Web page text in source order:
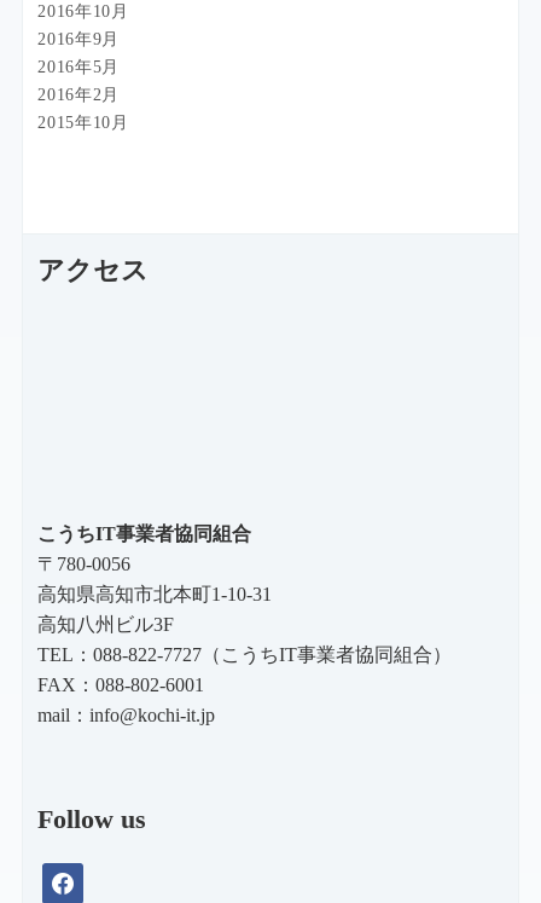
2016年10月
2016年9月
2016年5月
2016年2月
2015年10月
アクセス
こうちIT事業者協同組合
〒780-0056
高知県高知市北本町1-10-31
高知八州ビル3F
TEL：088-822-7727（こうちIT事業者協同組合）
FAX：088-802-6001
mail：info@kochi-it.jp
Follow us
facebook